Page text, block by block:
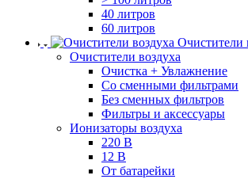
40 литров
60 литров
Очистители
Очистители воздуха
Очистка + Увлажнение
Cо сменными фильтрами
Без сменных фильтров
Фильтры и аксессуары
Ионизаторы воздуха
220 В
12 В
От батарейки